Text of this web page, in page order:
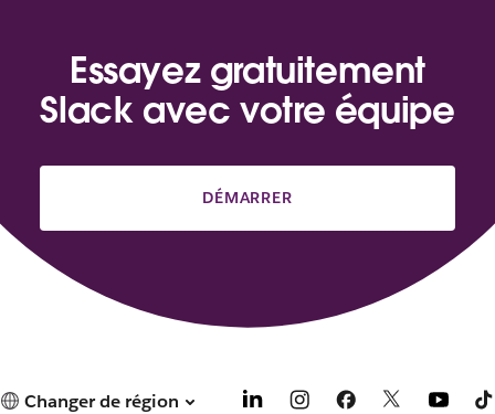
Essayez gratuitement
Slack avec votre équipe
DÉMARRER
Changer de région